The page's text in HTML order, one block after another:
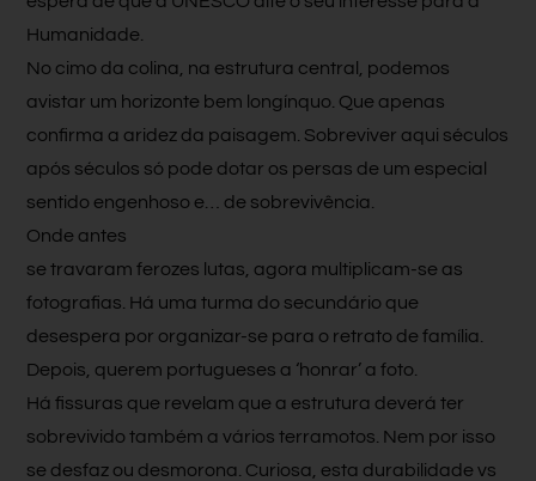
Humanidade.
No cimo da colina, na estrutura central, podemos
avistar um horizonte bem longínquo. Que apenas
confirma a aridez da paisagem. Sobreviver aqui séculos
após séculos só pode dotar os persas de um especial
sentido engenhoso e… de sobrevivência.
Onde antes
se travaram ferozes lutas, agora multiplicam-se as
fotografias. Há uma turma do secundário que
desespera por organizar-se para o retrato de família.
Depois, querem portugueses a ‘honrar’ a foto.
Há fissuras que revelam que a estrutura deverá ter
sobrevivido também a vários terramotos. Nem por isso
se desfaz ou desmorona. Curiosa, esta durabilidade vs